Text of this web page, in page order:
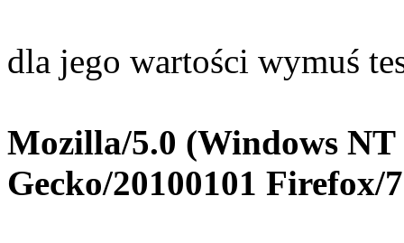
dla jego wartości wymuś
Mozilla/5.0 (Windows
Gecko/20100101 Firefox/